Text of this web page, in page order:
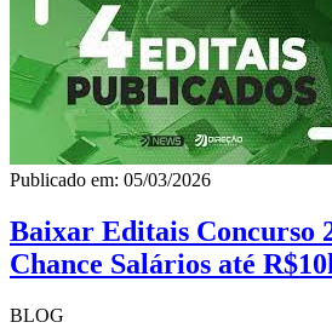
Publicado em: 05/03/2026
Baixar Editais Concurso
Chance Salários até
BLOG